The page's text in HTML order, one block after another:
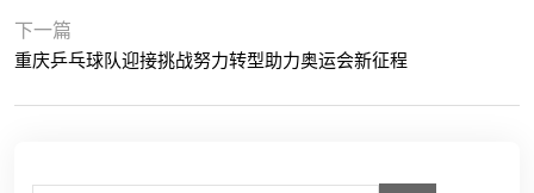
下一篇
重庆乒乓球队迎接挑战努力转型助力奥运会新征程